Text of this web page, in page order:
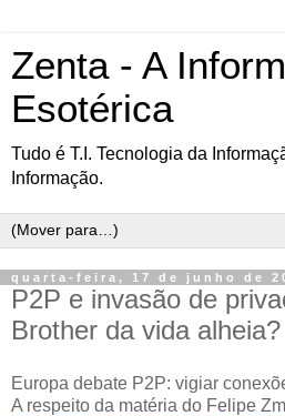
Zenta - A
Esotérica
Tudo é T.I. Tecnologia da
Informação.
quarta-feira, 17 de junho de
P2P e invasão de
Brother da vida alheia?
Europa debate P2P: vigiar
A respeito da matéria do Felipe